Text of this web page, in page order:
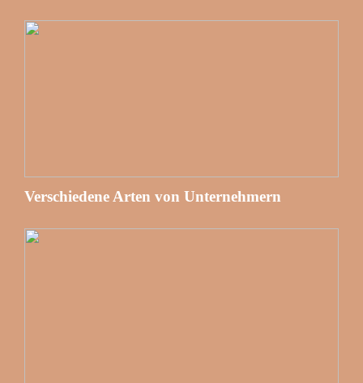
Verschiedene Arten von Unternehmern